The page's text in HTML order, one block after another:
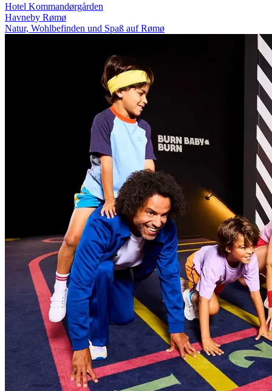
Hotel Kommandørgården
Havneby Rømø
Natur, Wohlbefinden und Spaß auf Rømø